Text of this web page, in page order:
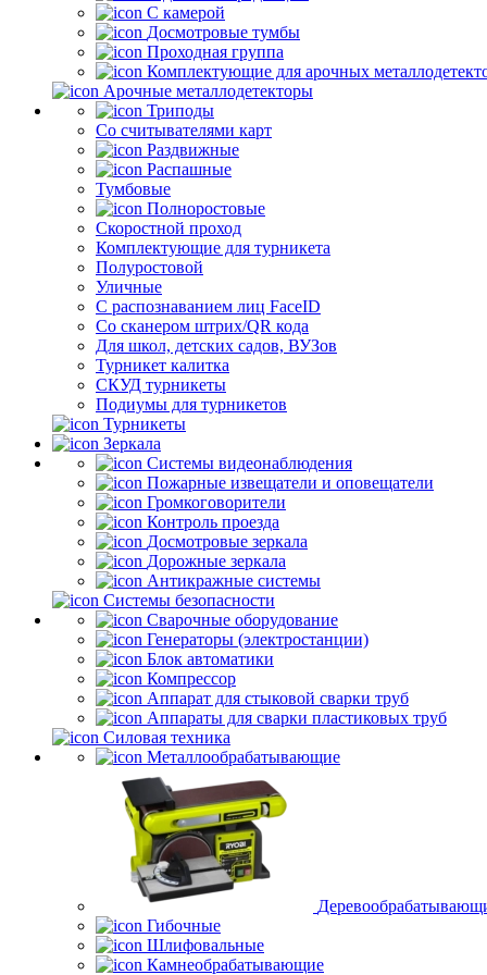
С камерой
Досмотровые тумбы
Проходная группа
Комплектующие для арочных
Арочные металлодетекторы
Триподы
Со считывателями карт
Раздвижные
Распашные
Тумбовые
Полноростовые
Скоростной проход
Комплектующие для турникета
Полуростовой
Уличные
С распознаванием лиц FaceID
Со сканером штрих/QR кода
Для школ, детских садов, ВУЗов
Турникет калитка
СКУД турникеты
Подиумы для турникетов
Турникеты
Зеркала
Системы видеонаблюдения
Пожарные извещатели и оповещатели
Громкоговорители
Контроль проезда
Досмотровые зеркала
Дорожные зеркала
Антикражные системы
Системы безопасности
Сварочные оборудование
Генераторы (электростанции)
Блок автоматики
Компрессор
Аппарат для стыковой сварки труб
Аппараты для сварки пластиковых труб
Силовая техника
Металлообрабатывающие
Гибочные
Шлифовальные
Камнеобрабатывающие